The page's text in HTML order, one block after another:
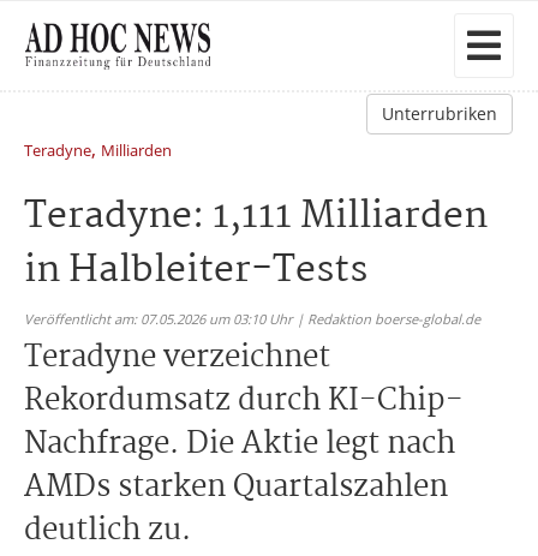
Unterrubriken
Teradyne, Milliarden
Teradyne: 1,111 Milliarden
in Halbleiter-Tests
Veröffentlicht am: 07.05.2026 um 03:10 Uhr | Redaktion boerse-global.de
Teradyne verzeichnet
Rekordumsatz durch KI-Chip-
Nachfrage. Die Aktie legt nach
AMDs starken Quartalszahlen
deutlich zu.